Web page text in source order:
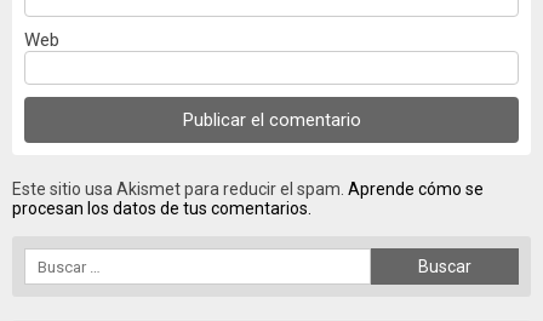
Web
Este sitio usa Akismet para reducir el spam. Aprende cómo se
procesan los datos de tus comentarios.